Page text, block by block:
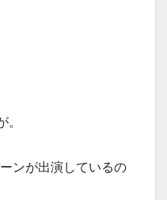
ンが出演しているの